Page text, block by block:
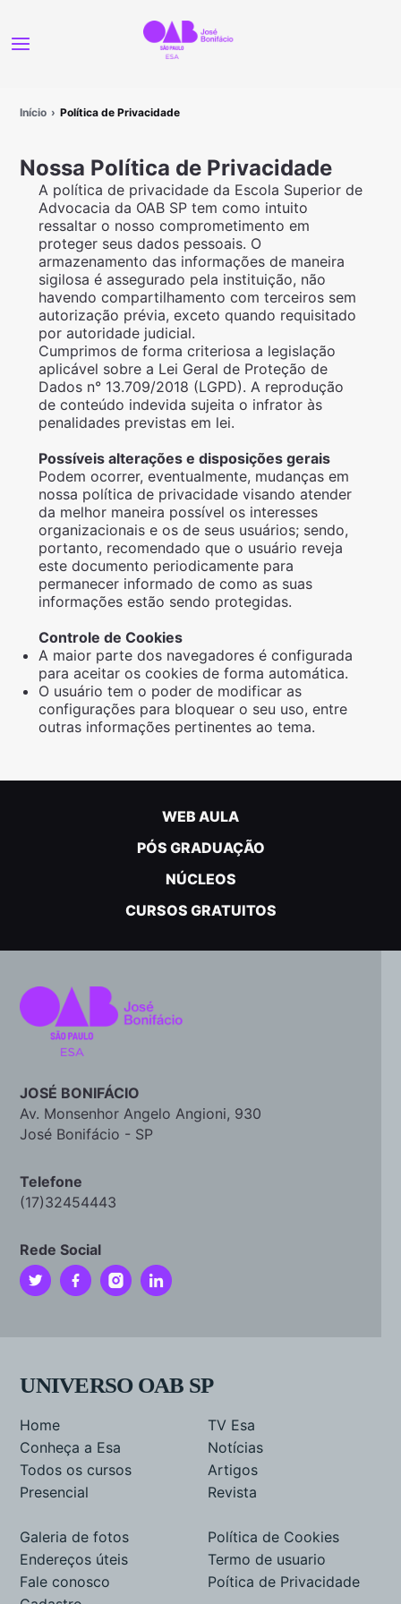
Início Política de Privacidade
Nossa Política de Privacidade
A política de privacidade da Escola Superior de
Advocacia da OAB SP tem como intuito
ressaltar o nosso comprometimento em
proteger seus dados pessoais. O
armazenamento das informações de maneira
sigilosa é assegurado pela instituição, não
havendo compartilhamento com terceiros sem
autorização prévia, exceto quando requisitado
por autoridade judicial.
Cumprimos de forma criteriosa a legislação
aplicável sobre a Lei Geral de Proteção de
Dados n° 13.709/2018 (LGPD). A reprodução
de conteúdo indevida sujeita o infrator às
penalidades previstas em lei.
Possíveis alterações e disposições gerais
Podem ocorrer, eventualmente, mudanças em
nossa política de privacidade visando atender
da melhor maneira possível os interesses
organizacionais e os de seus usuários; sendo,
portanto, recomendado que o usuário reveja
este documento periodicamente para
permanecer informado de como as suas
informações estão sendo protegidas.
Controle de Cookies
A maior parte dos navegadores é configurada
para aceitar os cookies de forma automática.
O usuário tem o poder de modificar as
configurações para bloquear o seu uso, entre
outras informações pertinentes ao tema.
WEB AULA
PÓS GRADUAÇÃO
NÚCLEOS
CURSOS GRATUITOS
JOSÉ BONIFÁCIO
Av. Monsenhor Angelo Angioni, 930
José Bonifácio - SP
Telefone
(17)32454443
Rede Social
UNIVERSO OAB SP
Home
Conheça a Esa
Todos os cursos
Presencial
TV Esa
Notícias
Artigos
Revista
Galeria de fotos
Endereços úteis
Fale conosco
Política de Cookies
Termo de usuario
Poítica de Privacidade